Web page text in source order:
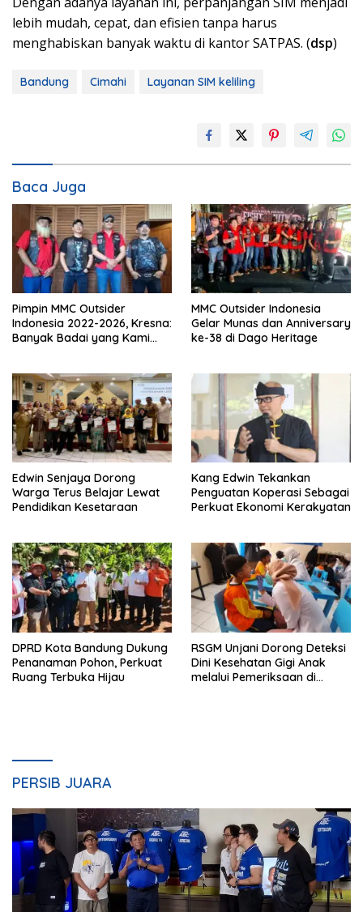
lebih mudah, cepat, dan efisien tanpa harus
menghabiskan banyak waktu di kantor SATPAS. (dsp)
Bandung Cimahi Layanan SIM keliling
Baca Juga
Pimpin MMC Outsider
Indonesia 2022-2026, Kresna:
Banyak Badai yang Kami
MMC Outsider Indonesia
Gelar Munas dan Anniversary
ke-38 di Dago Heritage
Edwin Senjaya Dorong
Warga Terus Belajar Lewat
Pendidikan Kesetaraan
Kang Edwin Tekankan
Penguatan Koperasi Sebagai
Perkuat Ekonomi Kerakyatan
DPRD Kota Bandung Dukung
Penanaman Pohon, Perkuat
Ruang Terbuka Hijau
RSGM Unjani Dorong Deteksi
Dini Kesehatan Gigi Anak
melalui Pemeriksaan di
PERSIB JUARA